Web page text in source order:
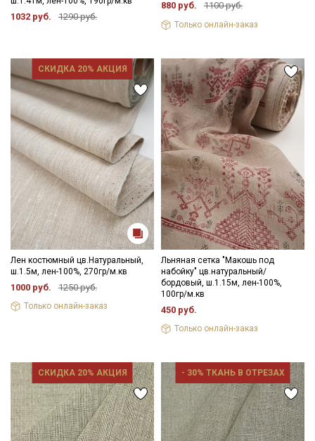
1032 руб. 1290 руб.
880 руб. 1100 руб.
Только онлайн-заказ
СКИДКА 20% АКЦИЯ
Лен костюмный цв.Натуральный,
ш.1.5м, лен-100%, 270гр/м.кв
1000 руб. 1250 руб.
Только онлайн-заказ
Льняная сетка "Макошь под
набойку" цв.натуральный/
бордовый, ш.1.15м, лен-100%,
100гр/м.кв
450 руб.
Только онлайн-заказ
СКИДКА 20% АКЦИЯ - 30% ТКАНЬ В ОТРЕЗАХ